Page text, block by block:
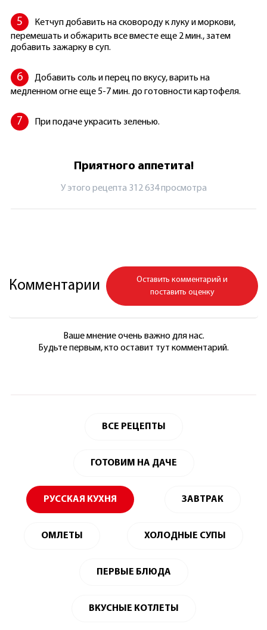
Кетчуп добавить на сковороду к луку и моркови,
перемешать и обжарить все вместе еще 2 мин., затем
добавить зажарку в суп.
Добавить соль и перец по вкусу, варить на
медленном огне еще 5-7 мин. до готовности картофеля.
При подаче украсить зеленью.
Приятного аппетита!
У этого рецепта 312 634 просмотрa
Комментарии
Оставить комментарий и
поставить оценку
Ваше мнение очень важно для нас.
Будьте первым, кто оставит тут комментарий.
ВСЕ РЕЦЕПТЫ
ГОТОВИМ НА ДАЧЕ
РУССКАЯ КУХНЯ ЗАВТРАК
ОМЛЕТЫ ХОЛОДНЫЕ СУПЫ
ПЕРВЫЕ БЛЮДА
ВКУСНЫЕ КОТЛЕТЫ